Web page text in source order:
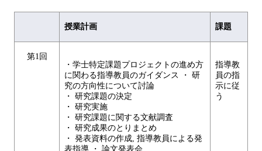
授業計画 課題
第1回
・学士特定課題プロジェクトの進め方
に関わる指導教員のガイダンス ・ 研
究の方向性について討論
・ 研究課題の決定
・ 研究実施
・ 研究課題に関する文献調査
・ 研究成果のとりまとめ
・ 発表資料の作成, 指導教員による発
表指導 ・ 論文発表会
指導教
員の指
示に従
う